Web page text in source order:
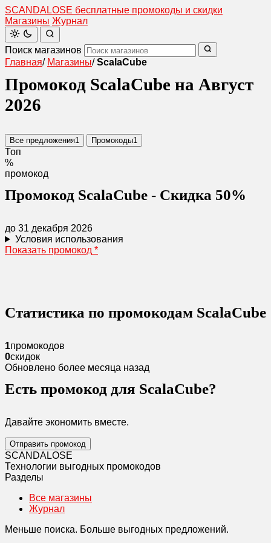
SCANDALOSE бесплатные промокоды и скидки
Магазины Журнал
Поиск магазинов
Главная/ Магазины/ ScalaCube
Промокод ScalaCube на Август
2026
Все предложения1 Промокоды1
Топ
%
промокод
Промокод ScalaCube - Скидка 50%
до 31 декабря 2026
Условия использования
Показать промокод *
Статистика по промокодам ScalaCube
1промокодов
0скидок
Обновлено более месяца назад
Есть промокод для ScalaCube?
Давайте экономить вместе.
Отправить промокод
SCANDALOSE
Технологии выгодных промокодов
Разделы
Все магазины
Журнал
Меньше поиска. Больше выгодных предложений.